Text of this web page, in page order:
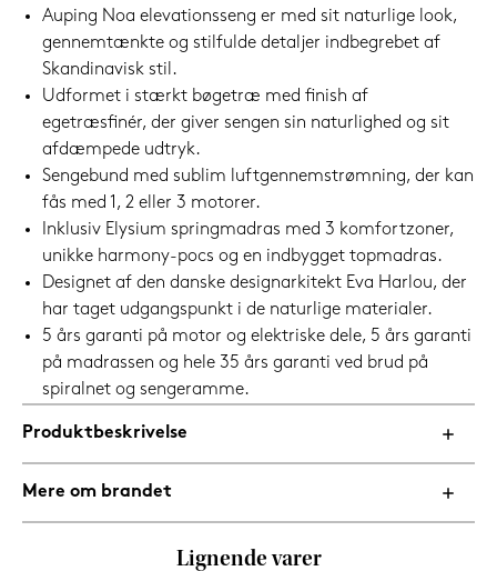
Auping Noa elevationsseng er med sit naturlige look,
gennemtænkte og stilfulde detaljer indbegrebet af
Skandinavisk stil.
Udformet i stærkt bøgetræ med finish af
egetræsfinér, der giver sengen sin naturlighed og sit
afdæmpede udtryk.
Sengebund med sublim luftgennemstrømning, der kan
fås med 1, 2 eller 3 motorer.
Inklusiv Elysium springmadras med 3 komfortzoner,
unikke harmony-pocs og en indbygget topmadras.
Designet af den danske designarkitekt Eva Harlou, der
har taget udgangspunkt i de naturlige materialer.
5 års garanti på motor og elektriske dele, 5 års garanti
på madrassen og hele 35 års garanti ved brud på
spiralnet og sengeramme.
Produktbeskrivelse
Mere om brandet
Lignende varer